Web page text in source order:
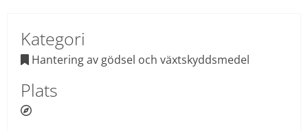
Kategori
Hantering av gödsel och växtskyddsmedel
Plats
